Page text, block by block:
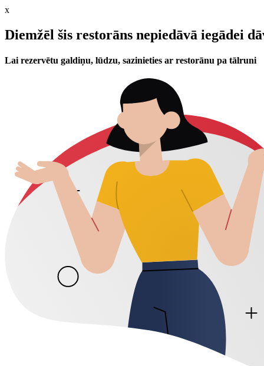
x
Diemžēl šis restorāns nepiedāvā iegādei
Lai rezervētu galdiņu, lūdzu, sazinieties ar restorānu pa tālruni